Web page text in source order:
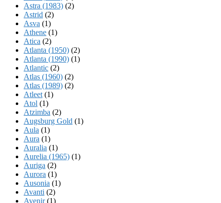
Astra (1983) (2)
Astrid (2)
Asva (1)
Athene (1)
Atica (2)
Atlanta (1950) (2)
Atlanta (1990) (1)
Atlantic (2)
Atlas (1960) (2)
Atlas (1989) (2)
Atleet (1)
Atol (1)
Atzimba (2)
Augsburg Gold (1)
Aula (1)
Aura (1)
Auralia (1)
Aurelia (1965) (1)
Auriga (2)
Aurora (1)
Ausonia (1)
Avanti (2)
Avenir(1)